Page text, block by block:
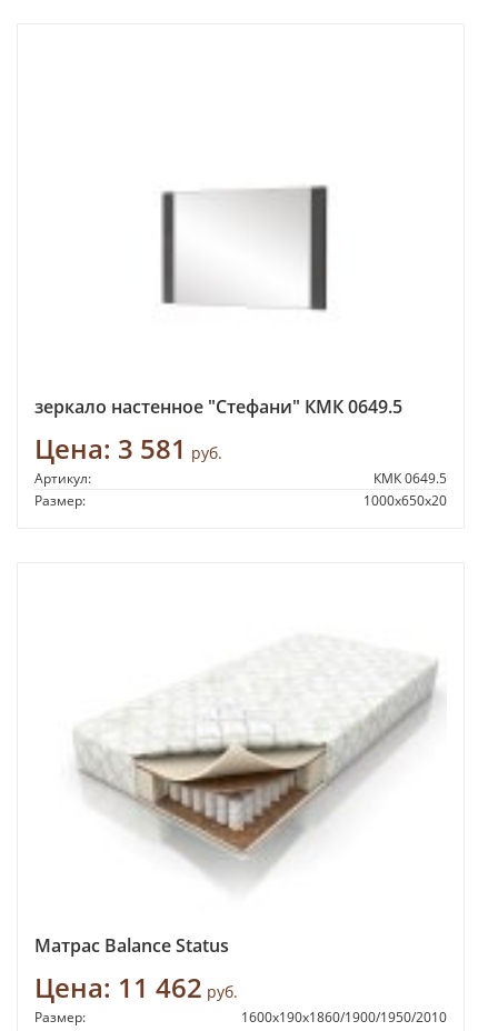
зеркало настенное "Стефани" КМК 0649.5
Цена: 3 581 руб.
Артикул:
КМК 0649.5
Размер:
1000х650х20
Матрас Balance Status
Цена: 11 462 руб.
Размер: 1600х190х1860/1900/1950/2010